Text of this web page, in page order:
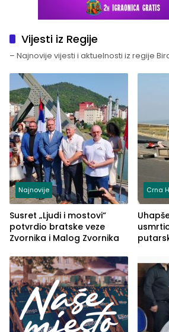
Vijesti iz Regije
– Najnovije vijesti i aktuelnosti iz regije
Najnovije
Susret „Ljudi i mostovi“
potvrdio bratske veze
Zvornika i Malog Zvornika
Crna
(FOTO)